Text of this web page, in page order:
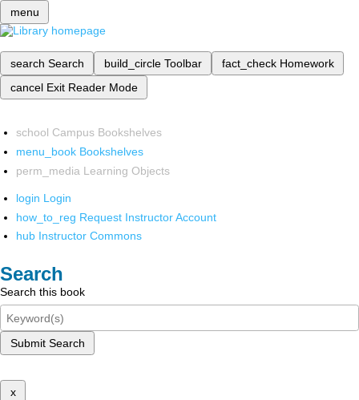
menu
search Search build_circle Toolbar fact_check Homework
cancel Exit Reader Mode
school Campus Bookshelves
menu_book Bookshelves
perm_media Learning Objects
login Login
how_to_reg Request Instructor Account
hub Instructor Commons
Search
Search this book
Submit Search
x